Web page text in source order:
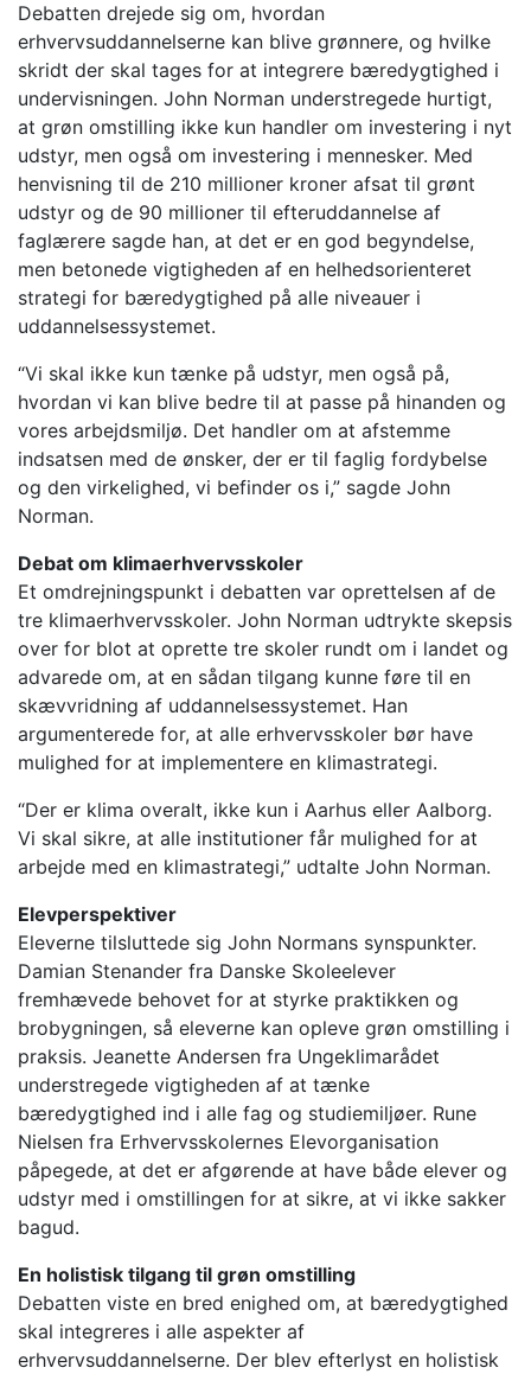
Debatten drejede sig om, hvordan
erhvervsuddannelserne kan blive grønnere, og hvilke
skridt der skal tages for at integrere bæredygtighed i
undervisningen. John Norman understregede hurtigt,
at grøn omstilling ikke kun handler om investering i nyt
udstyr, men også om investering i mennesker. Med
henvisning til de 210 millioner kroner afsat til grønt
udstyr og de 90 millioner til efteruddannelse af
faglærere sagde han, at det er en god begyndelse,
men betonede vigtigheden af en helhedsorienteret
strategi for bæredygtighed på alle niveauer i
uddannelsessystemet.
“Vi skal ikke kun tænke på udstyr, men også på,
hvordan vi kan blive bedre til at passe på hinanden og
vores arbejdsmiljø. Det handler om at afstemme
indsatsen med de ønsker, der er til faglig fordybelse
og den virkelighed, vi befinder os i,” sagde John
Norman.
Debat om klimaerhvervsskoler
Et omdrejningspunkt i debatten var oprettelsen af de
tre klimaerhvervsskoler. John Norman udtrykte skepsis
over for blot at oprette tre skoler rundt om i landet og
advarede om, at en sådan tilgang kunne føre til en
skævvridning af uddannelsessystemet. Han
argumenterede for, at alle erhvervsskoler bør have
mulighed for at implementere en klimastrategi.
“Der er klima overalt, ikke kun i Aarhus eller Aalborg.
Vi skal sikre, at alle institutioner får mulighed for at
arbejde med en klimastrategi,” udtalte John Norman.
Elevperspektiver
Eleverne tilsluttede sig John Normans synspunkter.
Damian Stenander fra Danske Skoleelever
fremhævede behovet for at styrke praktikken og
brobygningen, så eleverne kan opleve grøn omstilling i
praksis. Jeanette Andersen fra Ungeklimarådet
understregede vigtigheden af at tænke
bæredygtighed ind i alle fag og studiemiljøer. Rune
Nielsen fra Erhvervsskolernes Elevorganisation
påpegede, at det er afgørende at have både elever og
udstyr med i omstillingen for at sikre, at vi ikke sakker
bagud.
En holistisk tilgang til grøn omstilling
Debatten viste en bred enighed om, at bæredygtighed
skal integreres i alle aspekter af
erhvervsuddannelserne. Der blev efterlyst en holistisk